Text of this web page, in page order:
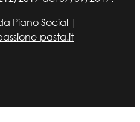
Piano Social|
pasta.it